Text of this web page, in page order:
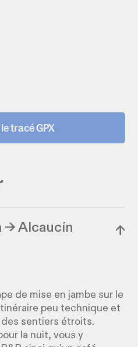
tracé GPX
→ Alcaucín ↓
de mise en jambe sur le
peu technique et
sentiers étroits.
la nuit, vous y